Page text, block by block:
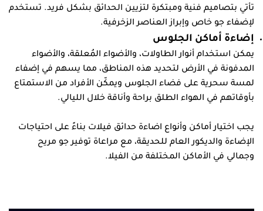
تأتي بتصاميم فنية ومبتكرة لتزيين الحدائق بشكل فريد. تستخدم
لإضفاء جو خاص وإبراز العناصر الزخرفية.
إضاءة أماكن الجلوس
يمكن استخدام أنوار الطاولات، والأضواء المُعلقة، والأضواء
المدفونة في الأرض لتحديد هذه المناطق، مما يسهم في إضفاء
لمسة سحرية على فضاء الجلوس ويمكّن الأفراد من الاستمتاع
بأوقاتهم في الهواء الطلق براحة وأناقة خلال الليالي.
يجب اختيار أماكن وأنواع اضاءة حدائق فيلات بناءً على احتياجات
الإضاءة والديكور العام للحديقة، مع مراعاة توفير جو مريح
وجمالي في الأماكن المختلفة من الفيلا.